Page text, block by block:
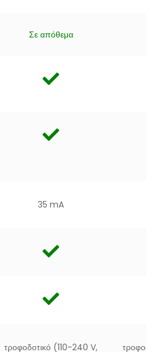
Σε απόθεμα
35 mA
τροφοδοτικό (110-240 V,